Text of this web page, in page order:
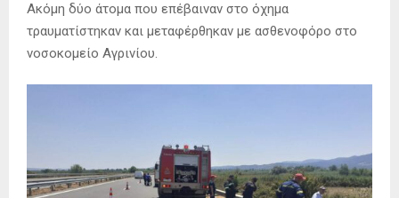
Ακόμη δύο άτομα που επέβαιναν στο όχημα
τραυματίστηκαν και μεταφέρθηκαν με ασθενοφόρο στο
νοσοκομείο Αγρινίου.